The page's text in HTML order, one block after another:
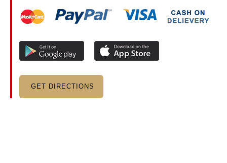
GET DIRECTIONS